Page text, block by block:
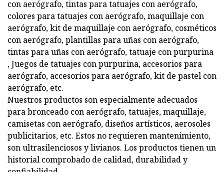
con aerógrafo, tintas para tatuajes con aerógrafo,
colores para tatuajes con aerógrafo, maquillaje con
aerógrafo, kit de maquillaje con aerógrafo, cosméticos
con aerógrafo, plantillas para uñas con aerógrafo,
tintas para uñas con aerógrafo, tatuaje con purpurina
, Juegos de tatuajes con purpurina, accesorios para
aerógrafo, accesorios para aerógrafo, kit de pastel con
aerógrafo, etc.
Nuestros productos son especialmente adecuados
para bronceado con aerógrafo, tatuajes, maquillaje,
camisetas con aerógrafo, diseños artísticos, aerosoles
publicitarios, etc. Estos no requieren mantenimiento,
son ultrasilenciosos y livianos. Los productos tienen un
historial comprobado de calidad, durabilidad y